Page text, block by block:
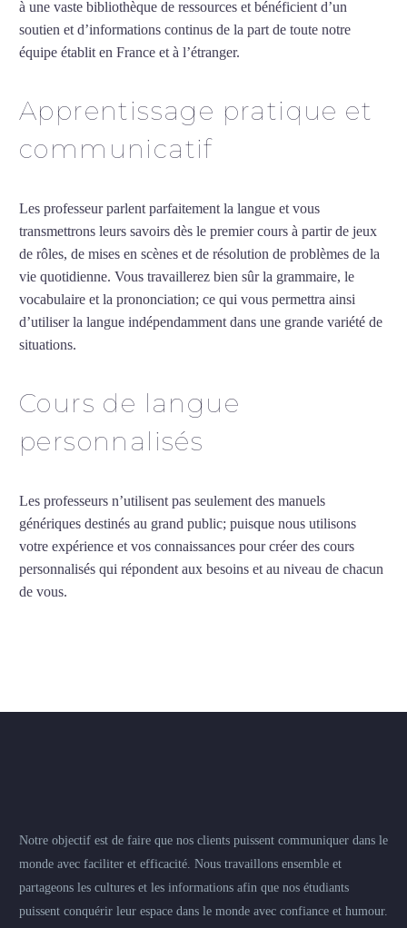
à une vaste bibliothèque de ressources et bénéficient d’un
soutien et d’informations continus de la part de toute notre
équipe établit en France et à l’étranger.
Apprentissage pratique et
communicatif
Les professeur parlent parfaitement la langue et vous
transmettrons leurs savoirs dès le premier cours à partir de jeux
de rôles, de mises en scènes et de résolution de problèmes de la
vie quotidienne. Vous travaillerez bien sûr la grammaire, le
vocabulaire et la prononciation; ce qui vous permettra ainsi
d’utiliser la langue indépendamment dans une grande variété de
situations.
Cours de langue
personnalisés
Les professeurs n’utilisent pas seulement des manuels
génériques destinés au grand public; puisque nous utilisons
votre expérience et vos connaissances pour créer des cours
personnalisés qui répondent aux besoins et au niveau de chacun
de vous.
Notre objectif est de faire que nos clients puissent communiquer dans le
monde avec faciliter et efficacité. Nous travaillons ensemble et
partageons les cultures et les informations afin que nos étudiants
puissent conquérir leur espace dans le monde avec confiance et humour.